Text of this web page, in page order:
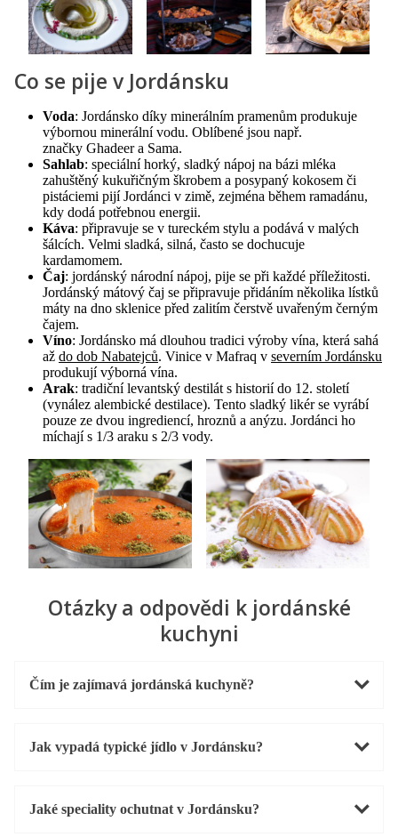
Co se pije v Jordánsku
Voda: Jordánsko díky minerálním pramenům produkuje
výbornou minerální vodu. Oblíbené jsou např.
značky Ghadeer a Sama.
Sahlab: speciální horký, sladký nápoj na bázi mléka
zahuštěný kukuřičným škrobem a posypaný kokosem či
pistáciemi pijí Jordánci v zimě, zejména během ramadánu,
kdy dodá potřebnou energii.
Káva: připravuje se v tureckém stylu a podává v malých
šálcích. Velmi sladká, silná, často se dochucuje
kardamomem.
Čaj: jordánský národní nápoj, pije se při každé příležitosti.
Jordánský mátový čaj se připravuje přidáním několika lístků
máty na dno sklenice před zalitím čerstvě uvařeným černým
čajem.
Víno: Jordánsko má dlouhou tradici výroby vína, která sahá
až do dob Nabatejců. Vinice v Mafraq v severním Jordánsku
produkují výborná vína.
Arak: tradiční levantský destilát s historií do 12. století
(vynález alembické destilace). Tento sladký likér se vyrábí
pouze ze dvou ingrediencí, hroznů a anýzu. Jordánci ho
míchají s 1/3 araku s 2/3 vody.
Otázky a odpovědi k jordánské
kuchyni
Čím je zajímavá jordánská kuchyně?
Jak vypadá typické jídlo v Jordánsku?
Jaké speciality ochutnat v Jordánsku?